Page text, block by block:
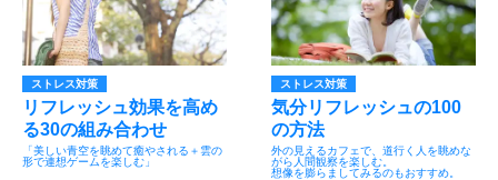
ストレス対策
リフレッシュ効果を高め
る30の組み合わせ
「美しい青空を眺めて癒やされる＋雲の
形で連想ゲームを楽しむ」
ストレス対策
気分リフレッシュの100
の方法
外の見えるカフェで、道行く人を眺めな
がら人間観察を楽しむ。
想像を膨らましてみるのもおすすめ。